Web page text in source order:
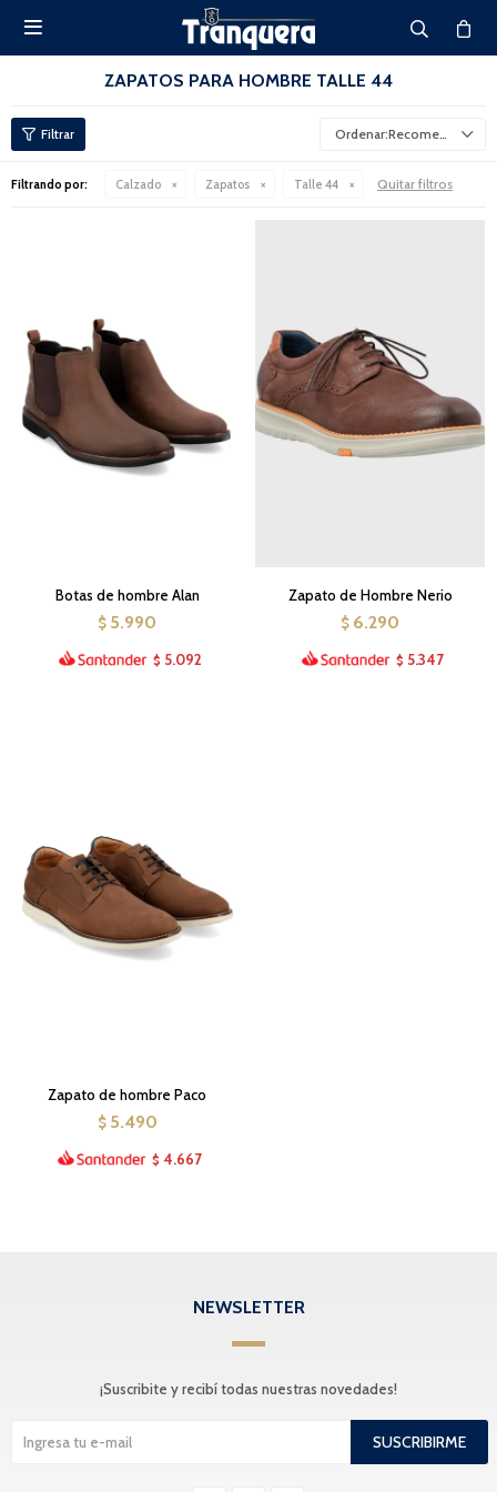

ZAPATOS PARA HOMBRE TALLE 44
Recomendados
Filtrando por: Calzado Zapatos Talle 44 Quitar filtros
Botas de hombre Alan
$ 5.990
$ 5.092
Zapato de Hombre Nerio
$ 6.290
$ 5.347
Zapato de hombre Paco
$ 5.490
$ 4.667
NEWSLETTER
¡Suscribite y recibí todas nuestras novedades!
SUSCRIBIRME